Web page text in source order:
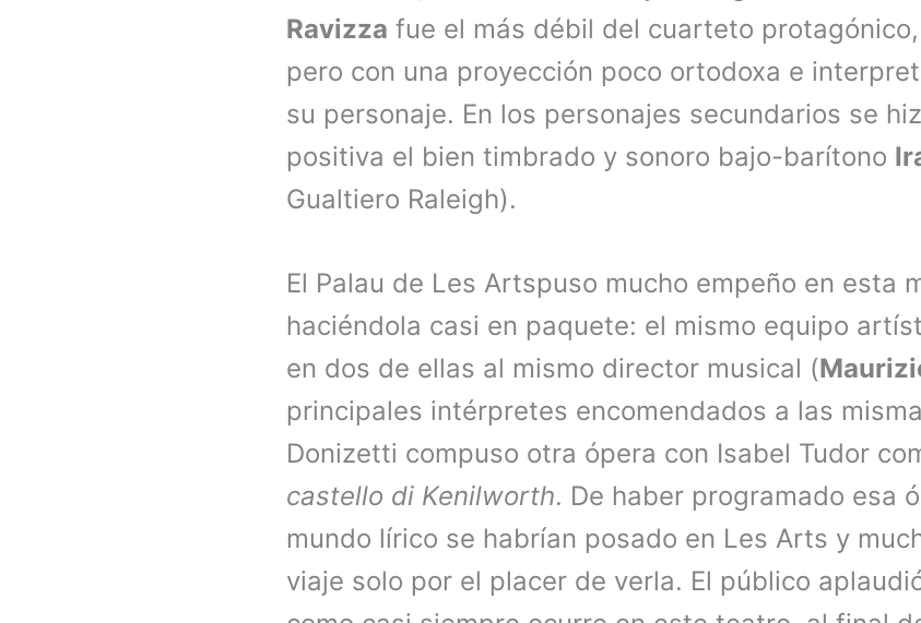
Ravizza fue el más débil del cuarteto
pero con una proyección poco ortodoxa e
su personaje. En los personajes secundarios se
positiva el bien timbrado y sonoro bajo-barítono
Gualtiero Raleigh).
El Palau de Les Artspuso mucho empeño en esta
haciéndola casi en paquete: el mismo equipo
en dos de ellas al mismo director musical (
principales intérpretes encomendados a las
Donizetti compuso otra ópera con Isabel Tudor
castello di Kenilworth. De haber programado esa
mundo lírico se habrían posado en Les Arts y
viaje solo por el placer de verla. El público